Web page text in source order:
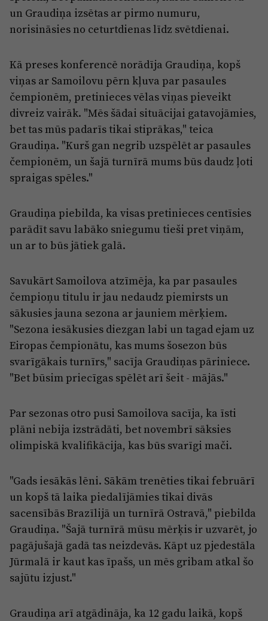
Jūrmala
Par laikrakstu
Ētikas kodekss
Lietošanas noteikumi
Pārredzamības paziņojumi
Sludinājumi
un Graudiņa izsētas ar pirmo numuru,
norisināsies no ceturtdienas līdz svētdienai.
Kā preses konferencē norādīja Graudiņa, kopš
viņas ar Samoilovu pērn kļuva par pasaules
čempionēm, pretinieces vēlas viņas pieveikt
divreiz vairāk. "Mēs šādai situācijai gatavojāmies,
bet tas mūs padarīs tikai stiprākas," teica
Graudiņa. "Kurš gan negrib uzspēlēt ar pasaules
čempionēm, un šajā turnīrā mums būs daudz ļoti
spraigas spēles."
Graudiņa piebilda, ka visas pretinieces centīsies
parādīt savu labāko sniegumu tieši pret viņām,
un ar to būs jātiek galā.
Savukārt Samoilova atzīmēja, ka par pasaules
čempioņu titulu ir jau nedaudz piemirsts un
sākusies jauna sezona ar jauniem mērķiem.
"Sezona iesākusies diezgan labi un tagad ejam uz
Eiropas čempionātu, kas mums šosezon būs
svarīgākais turnīrs," sacīja Graudiņas pāriniece.
"Bet būsim priecīgas spēlēt arī šeit - mājās."
Par sezonas otro pusi Samoilova sacīja, ka īsti
plāni nebija izstrādāti, bet novembrī sāksies
olimpiskā kvalifikācija, kas būs svarīgi mači.
"Gads iesākās lēni. Sākām trenēties tikai februārī
un kopš tā laika piedalījāmies tikai divās
sacensībās Brazīlijā un turnīrā Ostravā," piebilda
Graudiņa. "Šajā turnīrā mūsu mērķis ir uzvarēt, jo
pagājušajā gadā tas neizdevās. Kāpt uz pjedestāla
Jūrmalā ir kaut kas īpašs, un mēs gribam atkal šo
sajūtu izjust."
Graudiņa arī atgādināja, ka 12 gadu laikā, kopš